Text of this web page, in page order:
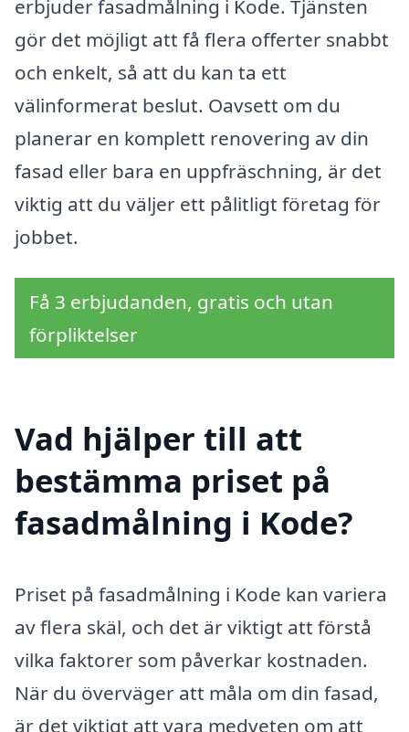
erbjuder fasadmålning i Kode. Tjänsten
gör det möjligt att få flera offerter snabbt
och enkelt, så att du kan ta ett
välinformerat beslut. Oavsett om du
planerar en komplett renovering av din
fasad eller bara en uppfräschning, är det
viktig att du väljer ett pålitligt företag för
jobbet.
Få 3 erbjudanden, gratis och utan
förpliktelser
Vad hjälper till att
bestämma priset på
fasadmålning i Kode?
Priset på fasadmålning i Kode kan variera
av flera skäl, och det är viktigt att förstå
vilka faktorer som påverkar kostnaden.
När du överväger att måla om din fasad,
är det viktigt att vara medveten om att